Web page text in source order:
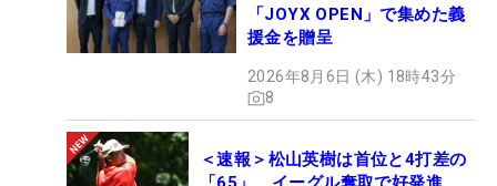
「JOYX OPEN」で集めた義
援金を贈呈
2026年8月6日 (木) 18時43分
8
＜速報＞松山英樹は首位と4打差の